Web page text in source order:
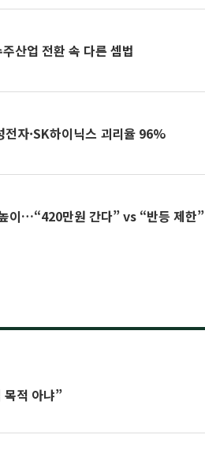
산업 전환 속 다른 셈법
자·SK하이닉스 괴리율 96%
이…“420만원 간다” vs “반등 제한”
적 아냐”